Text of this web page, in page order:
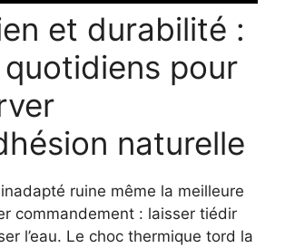
et durabilité :
pour
naturelle
ruine même la meilleure
commandement : laisser tiédir
l’eau. Le choc thermique tord la